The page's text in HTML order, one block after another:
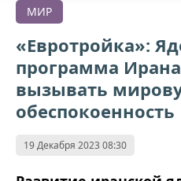
МИР
«Евротройка»:
программа
вызывать
обеспокоенность
19 Декабря 2023 08:30